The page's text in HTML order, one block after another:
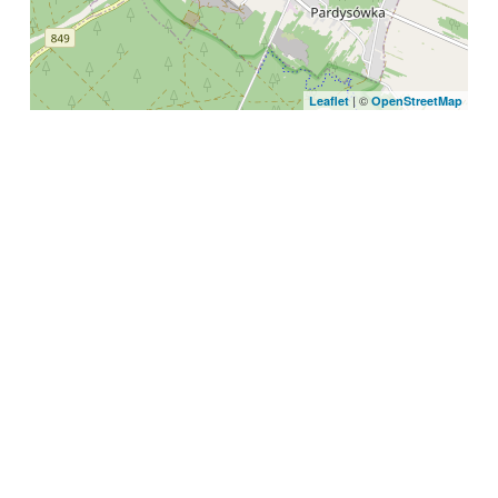
Leaflet| © OpenStreetMap